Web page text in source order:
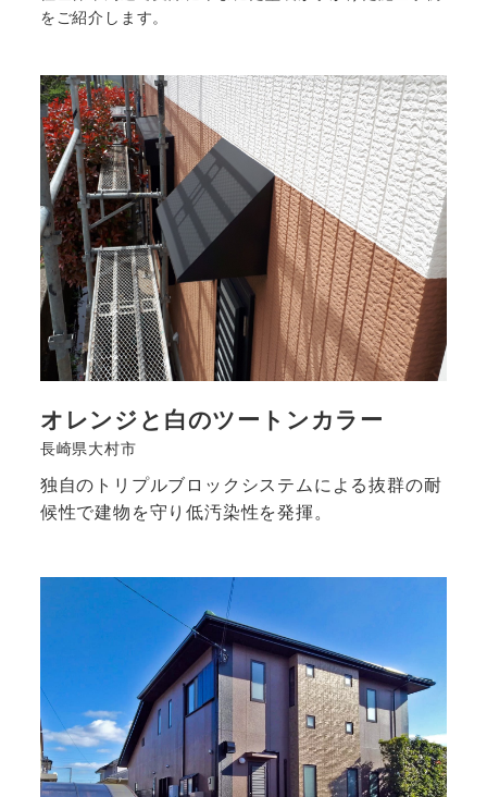
をご紹介します。
オレンジと白のツートンカラー
長崎県大村市
独自のトリプルブロックシステムによる抜群の耐
候性で建物を守り低汚染性を発揮。
詳
細
は
こ
ち
</strong>